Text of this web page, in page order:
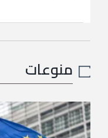
منوعات